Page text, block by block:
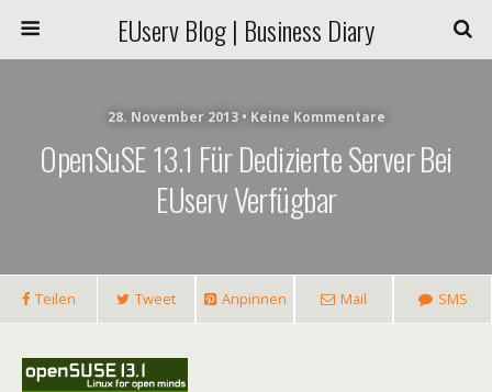
EUserv Blog | Business Diary
28. November 2013 • Keine Kommentare
OpenSuSE 13.1 Für Dedizierte Server Bei
EUserv Verfügbar
Teilen Tweet Anpinnen Mail SMS